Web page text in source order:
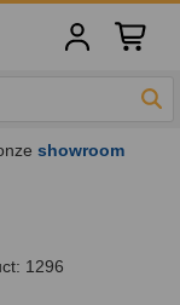
showroom
1296